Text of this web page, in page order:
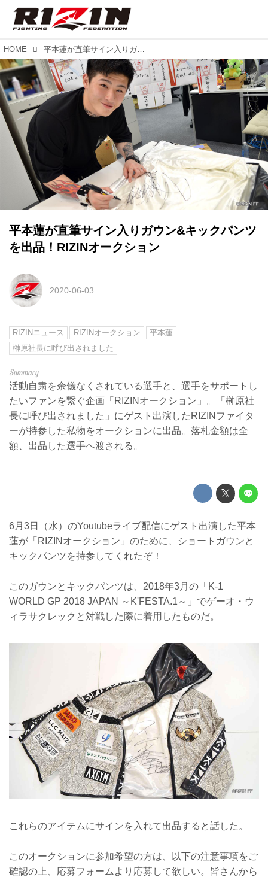
HOME 平本蓮が直筆サイン入りガウン&キックパンツを出品！RIZINオークション
平本蓮が直筆サイン入りガウン&キックパンツ
を出品！RIZINオークション
2020-06-03
RIZINニュース RIZINオークション
平本蓮
榊原社長に呼び出されました
活動自粛を余儀なくされている選手と、選手をサポートし
たいファンを繋ぐ企画「RIZINオークション」。「榊原社
長に呼び出されました」にゲスト出演したRIZINファイタ
ーが持参した私物をオークションに出品。落札金額は全
額、出品した選手へ渡される。
6月3日（水）のYoutubeライブ配信にゲスト出演した平本
蓮が「RIZINオークション」のために、ショートガウンと
キックパンツを持参してくれたぞ！
このガウンとキックパンツは、2018年3月の「K-1
WORLD GP 2018 JAPAN ～K'FESTA.1～」でゲーオ・ウ
ィラサクレックと対戦した際に着用したものだ。
これらのアイテムにサインを入れて出品すると話した。
このオークションに参加希望の方は、以下の注意事項をご
確認の上、応募フォームより応募して欲しい。皆さんから